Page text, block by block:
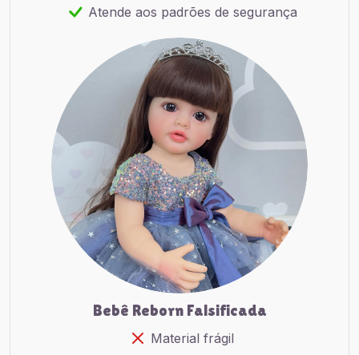
Atende aos padrões de segurança
Bebê Reborn Falsificada
Material frágil